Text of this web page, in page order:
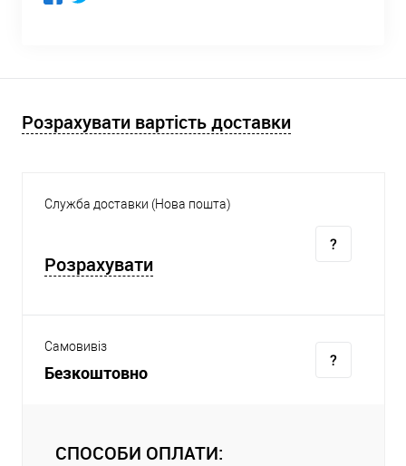
Розрахувати вартість доставки
Служба доставки (Нова пошта)
Розрахувати
Самовивіз
Безкоштовно
СПОСОБИ ОПЛАТИ: